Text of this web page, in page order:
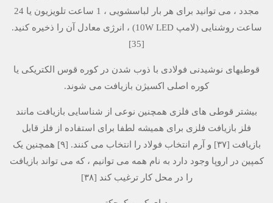
مجدد ، می توانید برای هر بار لباسشویی ، 1 ساعت تلویزیون یا 24
ساعت روشنایی (لامپ 10W LED) ، انرژی معادل آن را ذخیره کنید.
[35]
قوطیهای نوشیدنی فولادی با ذوب شدن در کوره قوس الکتریکی یا
کوره اصلی اکسیژن بازیافت می شوند.
بیشتر قوطی های فلزی همچنین نوعی از شناسایی بازیافت مانند
فلز بازیافت فلزی برای همیشه لطفا برای استفاده از فلز قابل
بازیافت [۳۷] و آرم انتخاب فولاد را انتخاب می کنند. [۹] همچنین یک
کمپین در اروپا وجود دارد به نام همه می توانیم ، که می تواند بازیافت
را در محل کار ترغیب کند [۳۸]